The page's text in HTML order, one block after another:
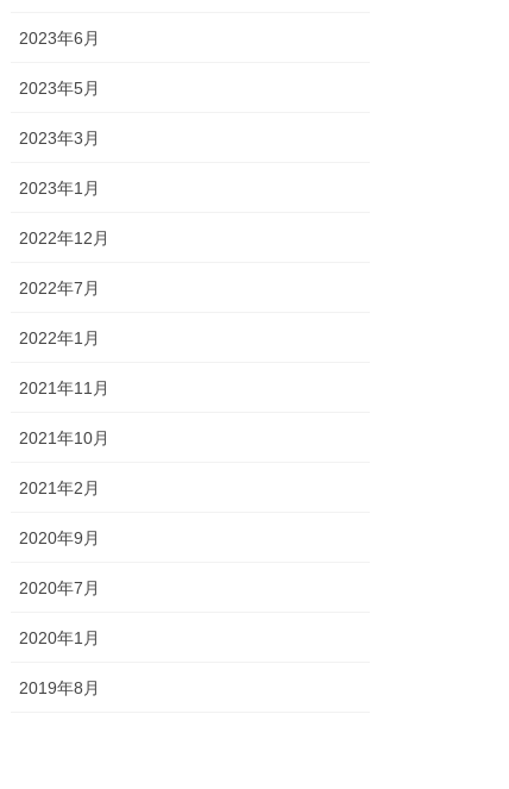
2023年6月
2023年5月
2023年3月
2023年1月
2022年12月
2022年7月
2022年1月
2021年11月
2021年10月
2021年2月
2020年9月
2020年7月
2020年1月
2019年8月